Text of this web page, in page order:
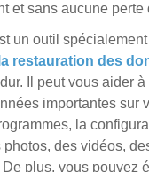
et sans aucune perte
un outil
restauration des
Il peut vous aider
importantes sur
la
des vidéos,
plus, vous pouvez